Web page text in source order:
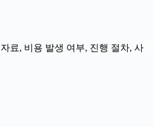
료, 비용 발생 여부, 진행 절차, 사